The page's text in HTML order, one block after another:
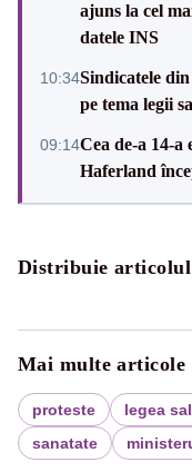
ajuns la cel
datele INS
10:34Sindicatele
pe tema legii
09:14Cea de-a 14-a
Haferland
Distribuie articolul
Mai multe articole
proteste legea
sanatate